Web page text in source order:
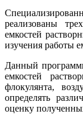
реализованы
емкостей
изучения работы
Данный
емкостей
флокулянта,
определять
оценку